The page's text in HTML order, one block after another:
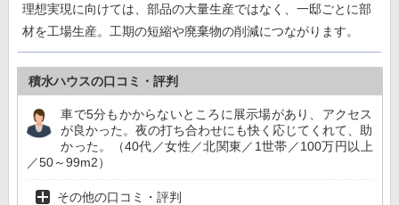
理想実現に向けては、部品の大量生産ではなく、一邸ごとに部
材を工場生産。工期の短縮や廃棄物の削減につながります。
積水ハウスの口コミ・評判
車で5分もかからないところに展示場があり、アクセス
が良かった。夜の打ち合わせにも快く応じてくれて、助
かった。（40代／女性／北関東／1世帯／100万円以上
／50～99m2）
その他の口コミ・評判